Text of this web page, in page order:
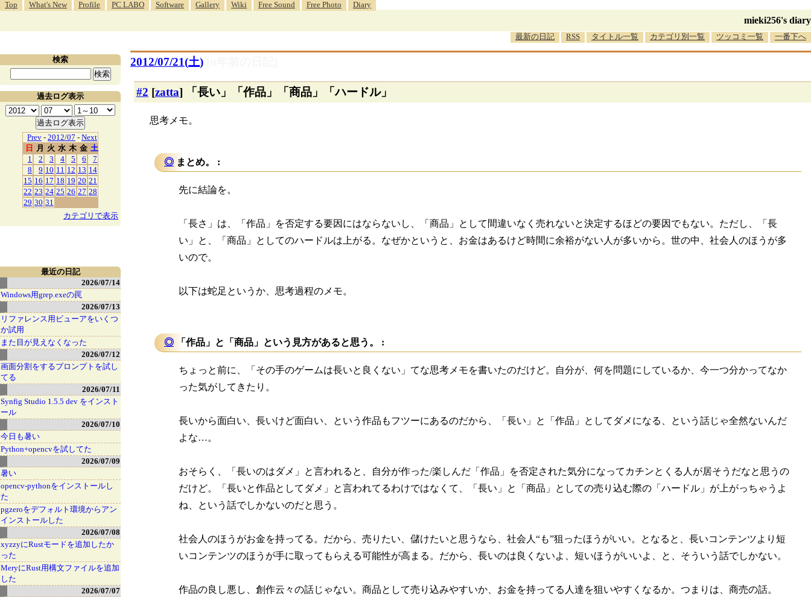
Top What's New Profile PC LABO Software Gallery Wiki Free Sound Free Photo Diary
mieki256's diary
最新の日記 RSS タイトル一覧 カテゴリ別一覧 ツッコミ一覧 一番下へ
2012/07/21(土)
#2 [zatta] 「長い」「作品」「商品」「ハードル」
思考メモ。
◎ まとめ。 :
先に結論を。
「長さ」は、「作品」を否定する要因にはならないし、「商品」として間違いなく売れないと決定するほどの要因でもない。ただし、「長
い」と、「商品」としてのハードルは上がる。なぜかというと、お金はあるけど時間に余裕がない人が多いから。世の中、社会人のほうが多
いので。
以下は蛇足というか、思考過程のメモ。
◎ 「作品」と「商品」という見方があると思う。 :
ちょっと前に、「その手のゲームは長いと良くない」てな思考メモを書いたのだけど。自分が、何を問題にしているか、今一つ分かってなか
った気がしてきたり。
長いから面白い、長いけど面白い、という作品もフツーにあるのだから、「長い」と「作品」としてダメになる、という話じゃ全然ないんだ
よな…。
おそらく、「長いのはダメ」と言われると、自分が作った/楽しんだ「作品」を否定された気分になってカチンとくる人が居そうだなと思うの
だけど。「長いと作品としてダメ」と言われてるわけではなくて、「長い」と「商品」としての売り込む際の「ハードル」が上がっちゃうよ
ね、という話でしかないのだと思う。
社会人のほうがお金を持ってる。だから、売りたい、儲けたいと思うなら、社会人“も”狙ったほうがいい。となると、長いコンテンツより短
いコンテンツのほうが手に取ってもらえる可能性が高まる。だから、長いのは良くないよ、短いほうがいいよ、と、そういう話でしかない。
作品の良し悪し、創作云々の話じゃない。商品として売り込みやすいか、お金を持ってる人達を狙いやすくなるか。つまりは、商売の話。
最近の日記
2026/07/14
Windows用grep.exeの罠
2026/07/13
リファレンス用ビューアをいくつ
か試用
また目が見えなくなった
2026/07/12
画面分割をするプロンプトを試し
てる
2026/07/11
Synfig Studio 1.5.5 dev をインスト
ール
2026/07/10
今日も暑い
Python+opencvを試してた
2026/07/09
暑い
opencv-pythonをインストールし
た
pgzeroをデフォルト環境からアン
インストールした
2026/07/08
xyzzyにRustモードを追加したか
った
MeryにRust用構文ファイルを追加
した
2026/07/07
検索
過去ログ表示
Prev - 2012/07 - Next
日
月 火 水 木 金 土
1
2 3 4 5 6
7
8
9 10 11 12 13 14
15 16 17 18 19 20 21
22 23 24 25 26 27 28
29 30 31
カテゴリで表示